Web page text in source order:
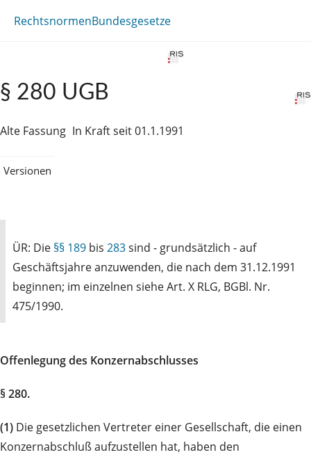
RechtsnormenBundesgesetze
§ 280 UGB
Alte Fassung In Kraft seit 01.1.1991
Versionen
ÜR: Die §§ 189 bis 283sind - grundsätzlich - auf
Geschäftsjahre anzuwenden, die nach dem 31.12.1991
beginnen; im einzelnen siehe Art. X RLG, BGBl. Nr.
475/1990.
Offenlegung des Konzernabschlusses
§ 280.
(1) Die gesetzlichen Vertreter einer Gesellschaft, die einen
Konzernabschluß aufzustellen hat, haben den